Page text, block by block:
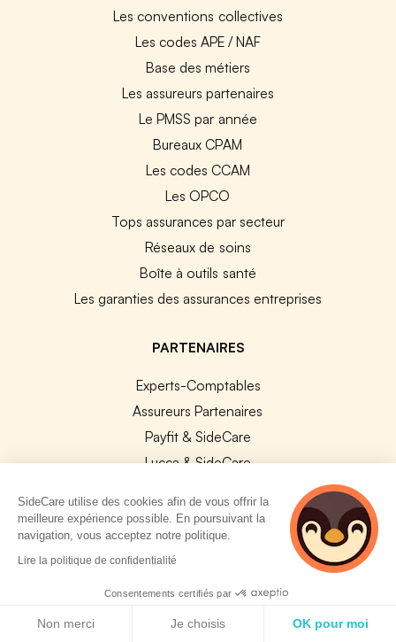
Les conventions collectives
Les codes APE / NAF
Base des métiers
Les assureurs partenaires
Le PMSS par année
Bureaux CPAM
Les codes CCAM
Les OPCO
Tops assurances par secteur
Réseaux de soins
Boîte à outils santé
Les garanties des assurances entreprises
PARTENAIRES
Experts-Comptables
Assureurs Partenaires
Payfit & SideCare
Lucca & SideCare
Livi & SideCare
Lianeli & SideCare
Les SIRH / Systèmes de paie connectés
SideCare utilise des cookies afin de vous offrir la
meilleure expérience possible. En poursuivant la
navigation, vous acceptez notre politique.
Lire la politique de confidentialité
Consentements certifiés par
Non merci Je choisis OK pour moi
2 personnes
consultent
actuellement cette